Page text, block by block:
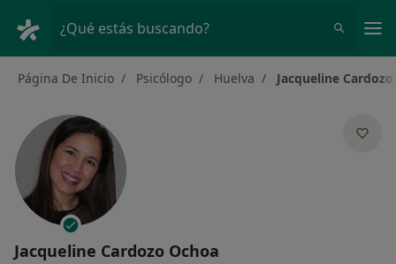
¿Qué estás buscando?
Página De Inicio Psicólogo Huelva Jacqueline
Jacqueline Cardozo Ochoa